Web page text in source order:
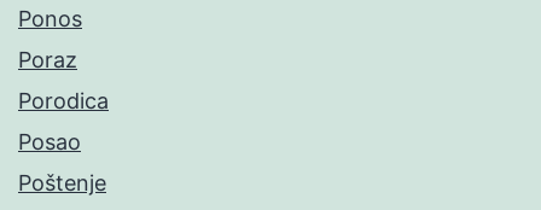
Ponos
Poraz
Porodica
Posao
Poštenje